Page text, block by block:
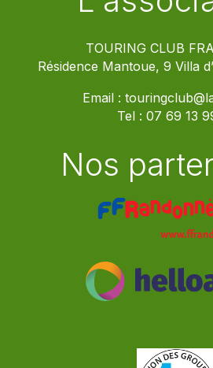
TOURING CLUB
Résidence Mantoue, 9 Villa
Email :
Tel : 07 69 13
Nos